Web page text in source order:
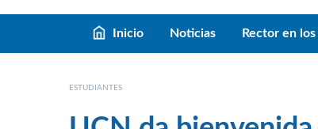
Inicio Noticias Rector en
ESTUDIANTES